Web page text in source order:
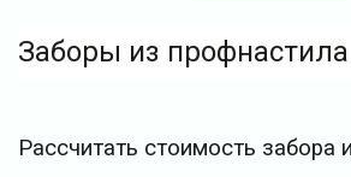
Заборы из профнастила
Рассчитать стоимость забора